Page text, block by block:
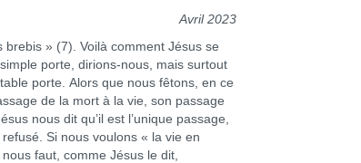
Avril 2023
brebis » (7). Voilà comment Jésus se
porte, dirions-nous, mais surtout
porte. Alors que nous fêtons, en ce
de la mort à la vie, son passage
nous dit qu’il est l’unique passage,
Si nous voulons « la vie en
faut, comme Jésus le dit,